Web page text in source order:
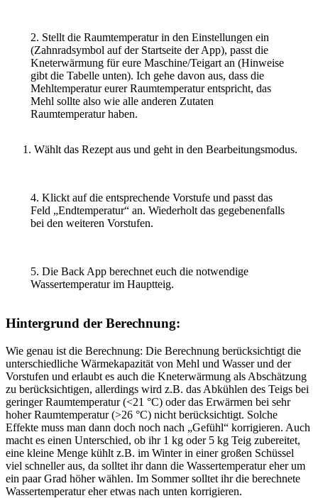
2. Stellt die Raumtemperatur in den Einstellungen ein
(Zahnradsymbol auf der Startseite der App), passt die
Kneterwärmung für eure Maschine/Teigart an (Hinweise
gibt die Tabelle unten). Ich gehe davon aus, dass die
Mehltemperatur eurer Raumtemperatur entspricht, das
Mehl sollte also wie alle anderen Zutaten
Raumtemperatur haben.
Wählt das Rezept aus und geht in den Bearbeitungsmodus.
4. Klickt auf die entsprechende Vorstufe und passt das
Feld „Endtemperatur“ an. Wiederholt das gegebenenfalls
bei den weiteren Vorstufen.
5. Die Back App berechnet euch die notwendige
Wassertemperatur im Hauptteig.
Hintergrund der Berechnung:
Wie genau ist die Berechnung: Die Berechnung berücksichtigt die
unterschiedliche Wärmekapazität von Mehl und Wasser und der
Vorstufen und erlaubt es auch die Kneterwärmung als Abschätzung
zu berücksichtigen, allerdings wird z.B. das Abkühlen des Teigs bei
geringer Raumtemperatur (<21 °C) oder das Erwärmen bei sehr
hoher Raumtemperatur (>26 °C) nicht berücksichtigt. Solche
Effekte muss man dann doch noch nach „Gefühl“ korrigieren. Auch
macht es einen Unterschied, ob ihr 1 kg oder 5 kg Teig zubereitet,
eine kleine Menge kühlt z.B. im Winter in einer großen Schüssel
viel schneller aus, da solltet ihr dann die Wassertemperatur eher um
ein paar Grad höher wählen. Im Sommer solltet ihr die berechnete
Wassertemperatur eher etwas nach unten korrigieren.